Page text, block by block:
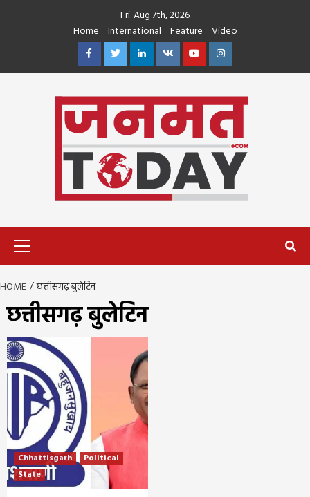
Fri. Aug 7th, 2026
Home
International Feature
Video
FacebookTwitterLinkedin
VK YoutubeInstagram
HOME छत्तीसगढ़ बुलेटिन
छत्तीसगढ़ बुलेटिन
Chhattisgarh
Political
State